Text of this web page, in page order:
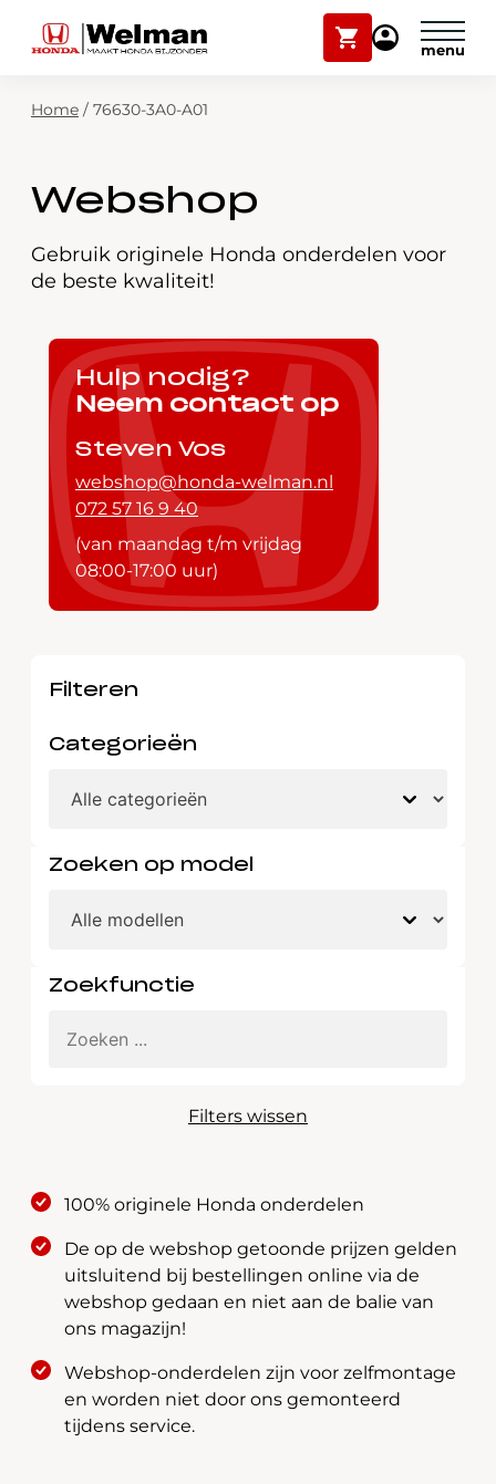
Winkelwagen
Mijn
Modellen
Over ons
Webshop
Contact
Zoekfunctie
Plan onderhoud
Mijn Honda Welman
Home / 76630-3A0-A01
Webshop
Gebruik originele Honda onderdelen voor
de beste kwaliteit!
Hulp nodig?
Neem contact op
Steven Vos
webshop@honda-welman.nl
072 57 16 9 40
(van maandag t/m vrijdag
08:00-17:00 uur)
Filteren
Categorieën
Zoeken op model
Zoekfunctie
Filters wissen
100% originele Honda onderdelen
De op de webshop getoonde prijzen gelden
uitsluitend bij bestellingen online via de
webshop gedaan en niet aan de balie van
ons magazijn!
Webshop-onderdelen zijn voor zelfmontage
en worden niet door ons gemonteerd
tijdens service.